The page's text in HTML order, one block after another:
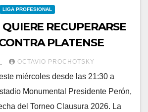
LIGA PROFESIONAL
RECUPERARSE
PLATENSE
OCTAVIO PROCHOTSKY
miércoles desde las 21:30 a
Monumental Presidente Perón,
del Torneo Clausura 2026. La